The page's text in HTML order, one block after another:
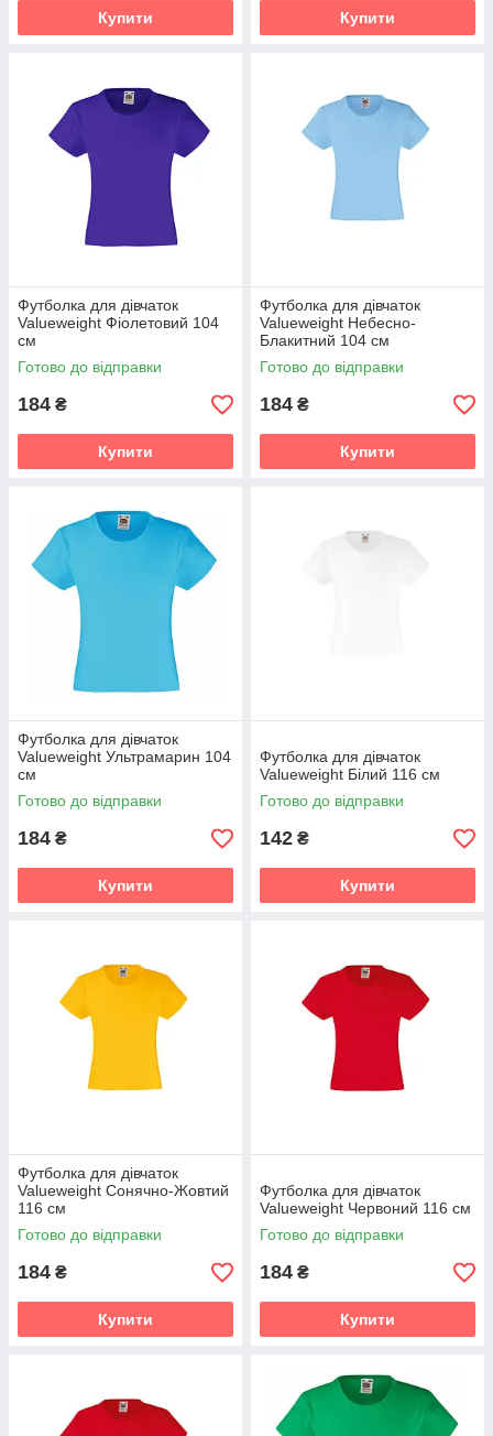
Купити Купити
Футболка для дівчаток
Valueweight Фіолетовий 104
см
Готово до відправки
184 ₴
Купити
Футболка для дівчаток
Valueweight Небесно-
Блакитний 104 см
Готово до відправки
184 ₴
Купити
Футболка для дівчаток
Valueweight Ультрамарин 104
см
Готово до відправки
184 ₴
Купити
Футболка для дівчаток
Valueweight Білий 116 см
Готово до відправки
142 ₴
Купити
Футболка для дівчаток
Valueweight Сонячно-Жовтий
116 см
Готово до відправки
184 ₴
Купити
Футболка для дівчаток
Valueweight Червоний 116 см
Готово до відправки
184 ₴
Купити